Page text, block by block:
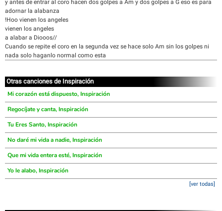
y antes de entrar al coro hacen dos golpes a Am y dos golpes a G eso es para
adornar la alabanza
!Hoo vienen los angeles
vienen los angeles
a alabar a Diooos//
Cuando se repite el coro en la segunda vez se hace solo Am sin los golpes ni
nada solo haganlo normal como esta
Otras canciones de Inspiración
Mi corazón está dispuesto, Inspiración
Regocíjate y canta, Inspiración
Tu Eres Santo, Inspiración
No daré mi vida a nadie, Inspiración
Que mi vida entera esté, Inspiración
Yo le alabo, Inspiración
[ver todas]